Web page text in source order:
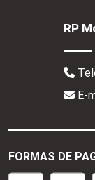
RP
E-
FORMAS DE